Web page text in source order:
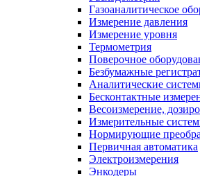
Газоаналитическое
Измерение давления
Измерение уровня
Термометрия
Поверочное
Безбумажные
Аналитические
Бесконтактные
Весоизмерение,
Измерительные
Нормирующие
Первичная автоматика
Электроизмерения
Энкодеры